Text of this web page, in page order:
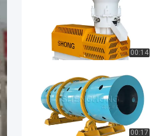
00:14
00:17